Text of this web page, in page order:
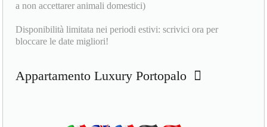
a non accettarer animali domestici)
Disponibilità limitata nei periodi estivi: scrivici ora per
bloccare le date migliori!
Appartamento Luxury Portopalo